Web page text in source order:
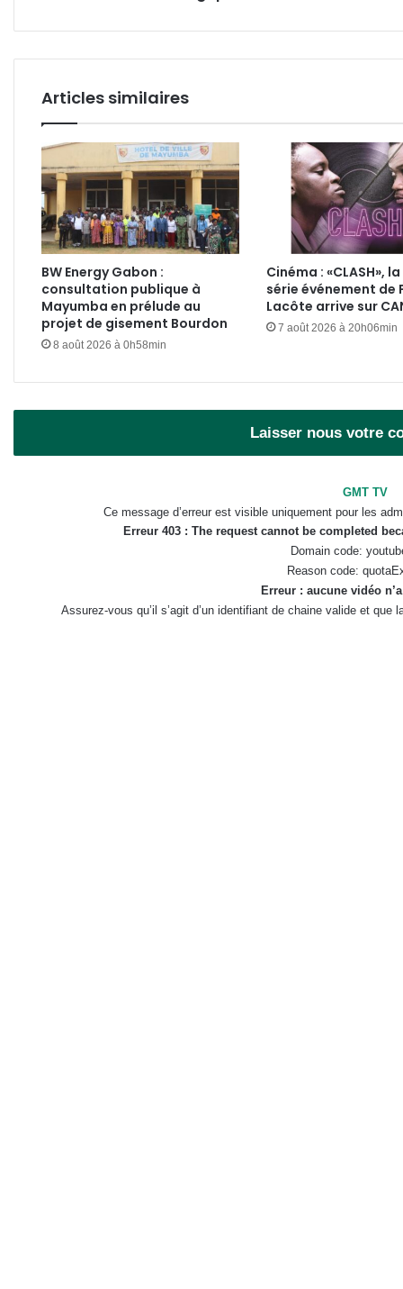
Articles similaires
BW Energy Gabon :
consultation publique à
Mayumba en prélude au
projet de gisement Bourdon
8 août 2026 à 0h58min
Cinéma : «CLASH»,
série événement de
Lacôte arrive sur
7 août 2026 à 20h06min
Laisser nous votre
GMT TV
Ce message d’erreur est visible uniquement pour les
Erreur 403 : The request cannot be completed
Domain code:
Reason code:
Erreur : aucune vidéo
Assurez-vous qu’il s’agit d’un identifiant de chaine valide et